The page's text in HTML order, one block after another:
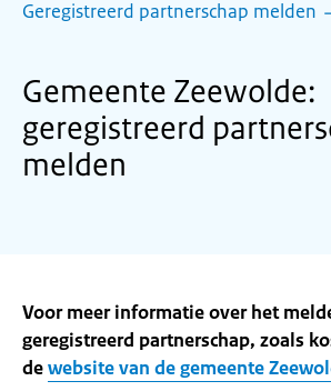
Geregistreerd partnerschap melden
Gemeente Zeewolde:
geregistreerd
melden
Voor meer informatie over het
geregistreerd partnerschap, zoals
dewebsite van de gemeente